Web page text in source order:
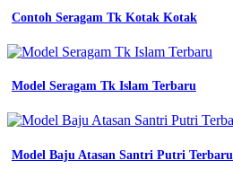
seragam
kerja
bidan
Seragam
Kerja
Batik
Contoh Seragam Tk Kotak Kotak
Model Seragam Tk Islam Terbaru
Model Baju Atasan Santri Putri Terbaru